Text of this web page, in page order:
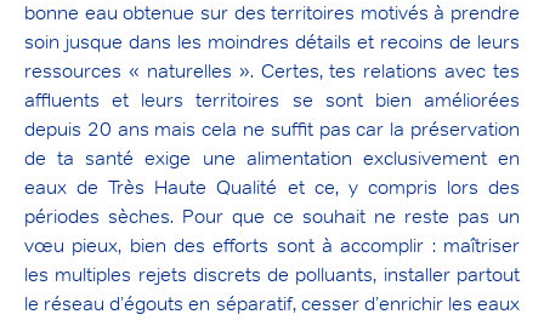
bonne eau obtenue sur des territoires motivés à prendre
soin jusque dans les moindres détails et recoins de leurs
ressources « naturelles ». Certes, tes relations avec tes
affluents et leurs territoires se sont bien améliorées
depuis 20 ans mais cela ne suffit pas car la préservation
de ta santé exige une alimentation exclusivement en
eaux de Très Haute Qualité et ce, y compris lors des
périodes sèches. Pour que ce souhait ne reste pas un
vœu pieux, bien des efforts sont à accomplir : maîtriser
les multiples rejets discrets de polluants, installer partout
le réseau d’égouts en séparatif, cesser d’enrichir les eaux